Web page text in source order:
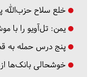
خلع سلاح حزب‌الله
یمن: تل‌آویو را با
پنج درس‌ حمله به
خوشحالی بانک‌ها از